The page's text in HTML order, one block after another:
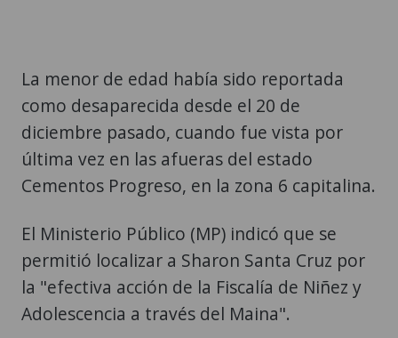
La menor de edad había sido reportada
como desaparecida desde el 20 de
diciembre pasado, cuando fue vista por
última vez en las afueras del estado
Cementos Progreso, en la zona 6 capitalina.
El Ministerio Público (MP) indicó que se
permitió localizar a Sharon Santa Cruz por
la "efectiva acción de la Fiscalía de Niñez y
Adolescencia a través del Maina".